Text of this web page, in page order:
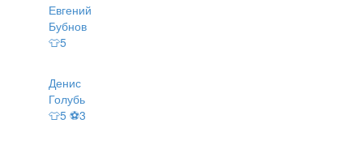
Евгений
Бубнов
👕5
Денис
Голубь
👕5 ⚽3